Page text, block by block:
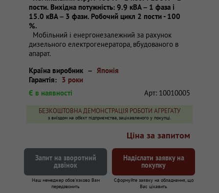
пости. Вихідна потужність: 9.9 кВА – 1 фаза і
15.0 кВА – 3 фази. Робочий цикл 2 пости - 100
%.
Мобільний і енергонезалежний за рахунок
дизельного електрогенератора, вбудованого в
апарат.
Країна виробник
Японія
Гарантія: 3 роки
Є в наявності
Арт: 10010005
БЕЗКОШТОВНА ДЕМОНСТРАЦІЯ РОБОТИ АГРЕГАТУ
з виїздом на об'єкт підприємства, зацікавленого у покупці.
Ціна за запитом
Запит на зворотний
дзвінок
Наш менеджер обов'язково Вам
передзвонить
Надіслати заявку на
покупку
Сформуйте заявку на обладнання, що
Вас цікавить